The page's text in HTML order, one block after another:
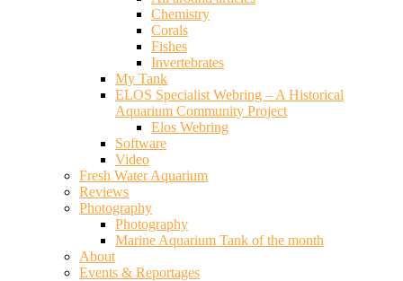
Chemistry
Corals
Fishes
Invertebrates
My Tank
ELOS Specialist Webring – A Historical
Aquarium Community Project
Elos Webring
Software
Video
Fresh Water Aquarium
Reviews
Photography
Photography
Marine Aquarium Tank of the month
About
Events & Reportages